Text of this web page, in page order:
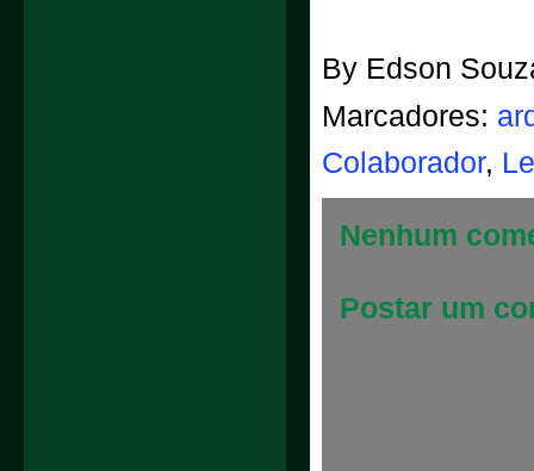
By Edson
Marcadores:
Colaborador,
Nenhum
Postar um